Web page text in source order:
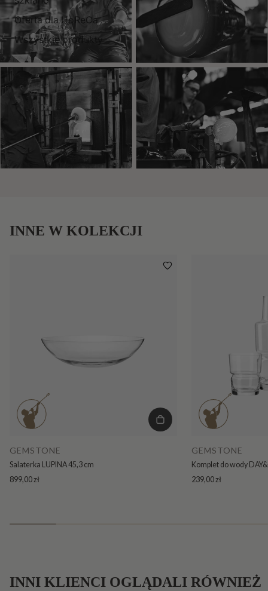
Oferta dla HoReCa
Wszystkie produkty
INNE W KOLEKCJI
GEMSTONE
Salaterka LUPINA 45,3 cm
899,00 zł
GEMSTONE
Komplet do wody
239,00 zł
INNI KLIENCI OGLĄDALI RÓWNIEŻ